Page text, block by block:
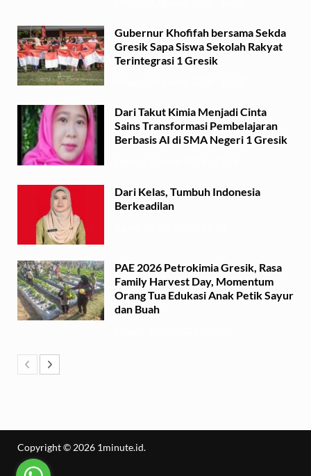
Gubernur Khofifah bersama Sekda
Gresik Sapa Siswa Sekolah Rakyat
Terintegrasi 1 Gresik
Dari Takut Kimia Menjadi Cinta
Sains Transformasi Pembelajaran
Berbasis AI di SMA Negeri 1 Gresik
Dari Kelas, Tumbuh Indonesia
Berkeadilan
PAE 2026 Petrokimia Gresik, Rasa
Family Harvest Day, Momentum
Orang Tua Edukasi Anak Petik Sayur
dan Buah
Copyright © 2026 1minute.id.